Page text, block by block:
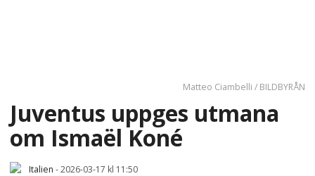
Matteo Ciambelli / BILDBYRÅN
Juventus uppges utmana
om Ismaël Koné
Italien -2026-03-17 kl 11:50